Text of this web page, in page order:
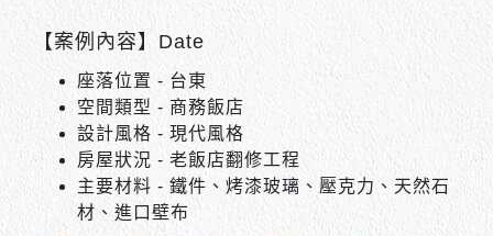
【案例內容】Date
座落位置 - 台東
空間類型 - 商務飯店
設計風格 - 現代風格
房屋狀況 - 老飯店翻修工程
主要材料 - 鐵件、烤漆玻璃、壓克力、天然石
材、進口壁布